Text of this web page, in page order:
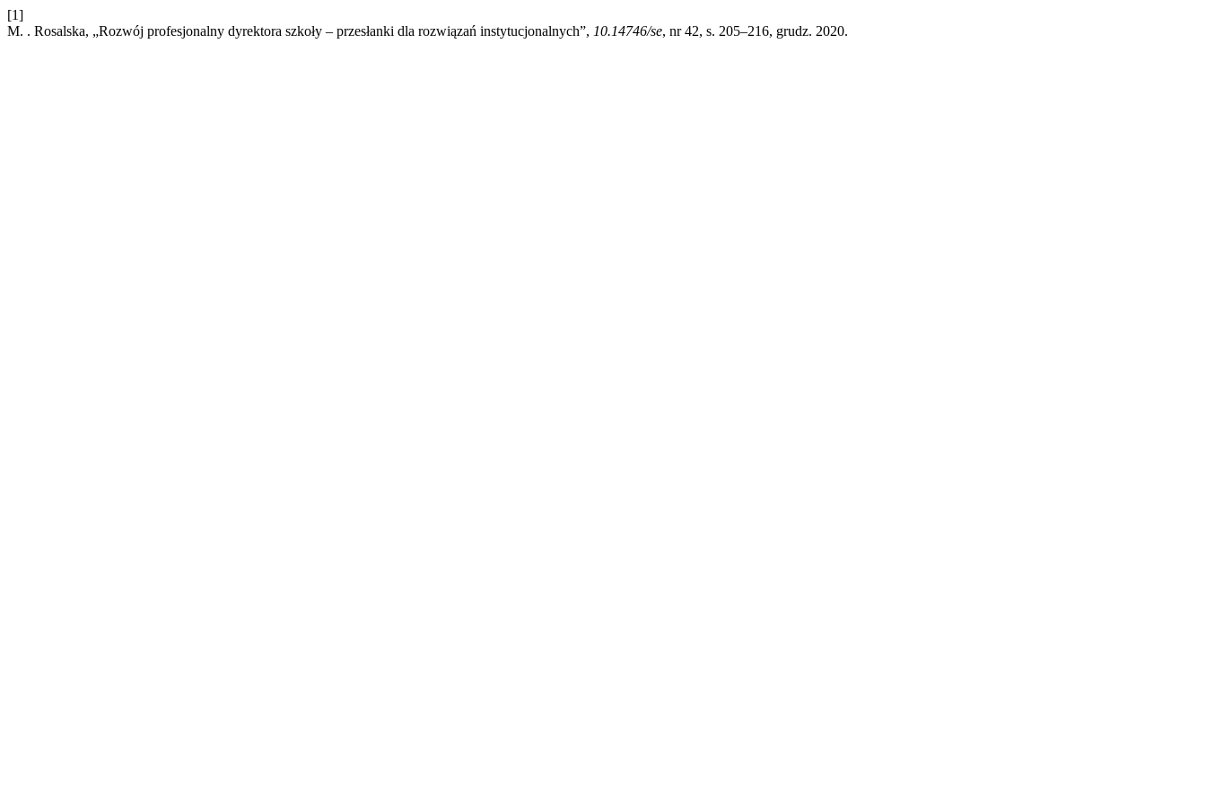
[1]
M. . Rosalska, „Rozwój profesjonalny dyrektora szkoły – przesłanki dla rozwiązań instytucjonalnych”, 10.14746/se, nr 42, s. 205–216, grudz. 2020.